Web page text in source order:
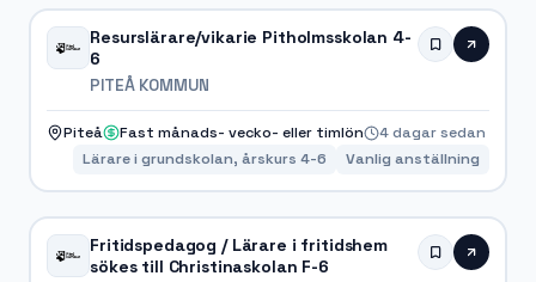
Resurslärare/vikarie Pitholmsskolan 4-
6
PITEÅ KOMMUN
Piteå Fast månads- vecko- eller timlön
4 dagar sedan
Lärare i grundskolan, årskurs 4-6
Vanlig anställning
Fritidspedagog / Lärare i fritidshem
sökes till Christinaskolan F-6